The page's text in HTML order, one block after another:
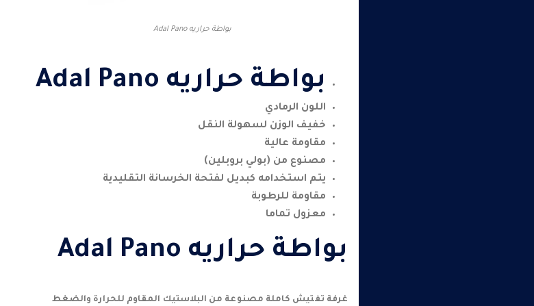
بواطة حراريه Adal Pano
بواطة حراريه Adal Pano
اللون الرمادي
خفيف الوزن لسهولة النقل
مقاومة عالية
مصنوع من (بولي بروبلين)
يتم استخدامه كبديل لفتحة الخرسانة التقليدية
مقاومة للرطوبة
معزول تماما
بواطة حراريه Adal Pano
غرفة تفتيش كاملة مصنوعة من البلاستيك المقاوم للحرارة والضغط